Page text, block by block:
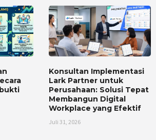
Konsultan Implementasi
Lark Partner untuk
Perusahaan: Solusi Tepat
Membangun Digital
Workplace yang Efektif
Juli 31, 2026